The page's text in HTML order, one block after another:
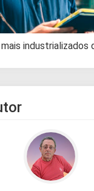
industrializados